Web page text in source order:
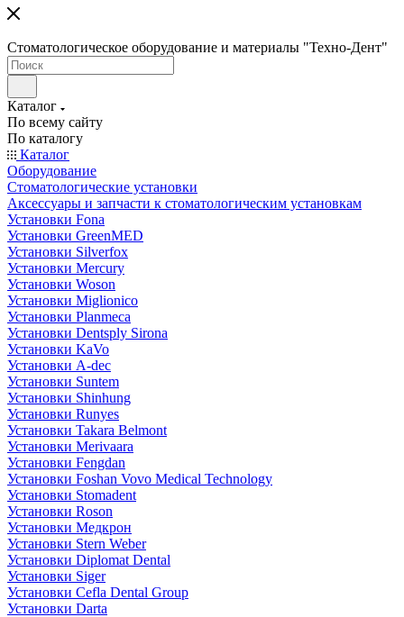
Стоматологическое оборудование и материалы "Техно-Дент"
Каталог
По всему сайту
По каталогу
Каталог
Оборудование
Стоматологические установки
Аксессуары и запчасти к стоматологическим установкам
Установки Fona
Установки GreenMED
Установки Silverfox
Установки Mercury
Установки Woson
Установки Miglionico
Установки Planmeca
Установки Dentsply Sirona
Установки KaVo
Установки A-dec
Установки Suntem
Установки Shinhung
Установки Runyes
Установки Takara Belmont
Установки Merivaara
Установки Fengdan
Установки Foshan Vovo Medical Technology
Установки Stomadent
Установки Roson
Установки Медкрон
Установки Stern Weber
Установки Diplomat Dental
Установки Siger
Установки Cefla Dental Group
Установки Darta